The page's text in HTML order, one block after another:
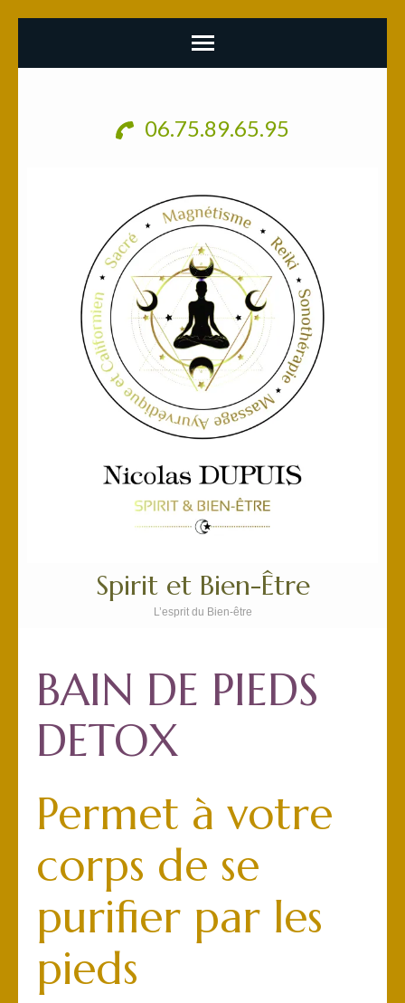
06.75.89.65.95
Spirit et Bien-Être
L’esprit du Bien-être
BAIN DE PIEDS
DETOX
Permet à votre
corps de se
purifier par les
pieds